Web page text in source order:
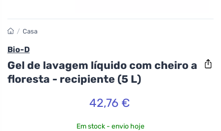
/ Casa
Bio-D
Gel de lavagem líquido com cheiro a
floresta - recipiente (5 L)
42,76 €
Em stock - envio hoje